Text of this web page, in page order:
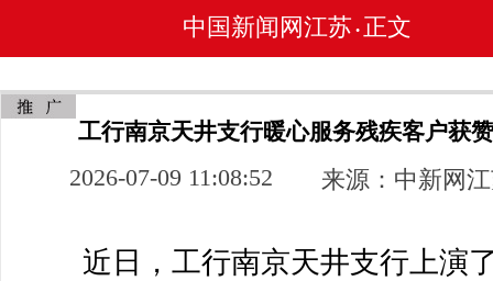
中国新闻网江苏 • 正文
工行南京天井支行暖心服务残疾客户获
2026-07-09 11:08:52 来源：中新网
近日，工行南京天井支行上演